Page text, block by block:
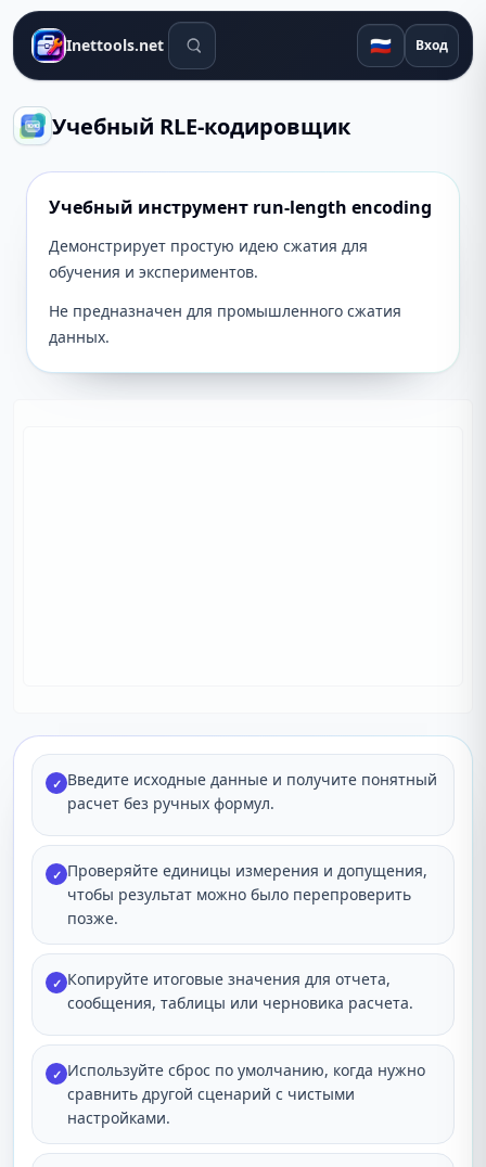
Inettools.net Поиск инструментов 🇷🇺 Вход
Учебный RLE-кодировщик
Учебный инструмент run-length encoding
Демонстрирует простую идею сжатия для
обучения и экспериментов.
Не предназначен для промышленного сжатия
данных.
✓ Введите исходные данные и получите понятный
расчет без ручных формул.
✓ Проверяйте единицы измерения и допущения,
чтобы результат можно было перепроверить
позже.
✓ Копируйте итоговые значения для отчета,
сообщения, таблицы или черновика расчета.
✓ Используйте сброс по умолчанию, когда нужно
сравнить другой сценарий с чистыми
настройками.